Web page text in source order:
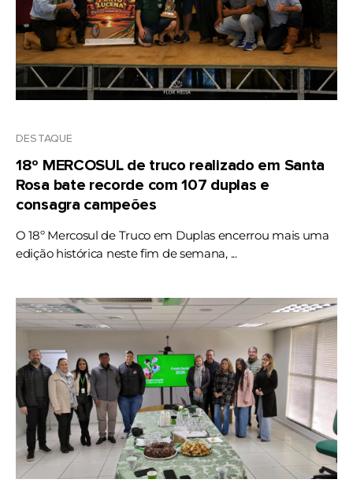
DESTAQUE
18º MERCOSUL de truco realizado em Santa
Rosa bate recorde com 107 duplas e
consagra campeões
O 18º Mercosul de Truco em Duplas encerrou mais uma
edição histórica neste fim de semana, ...